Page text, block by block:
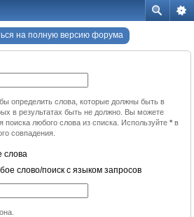
на полную версию форума
определить слова, которые должны быть в
в результатах быть не должно. Вы можете
поиска любого слова из списка. Используйте * в
совпадения.
слова
слово/поиск с языком запросов